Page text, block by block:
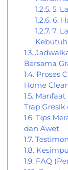
1.2.5.5.
1.2.6.6.
1.2.7.7.
1.3.
Bersama
1.4.Proses
Home
1.5.Manfaat
Trap
1.6.Tips
dan Awet
1.7.
1.8.
1.9.FAQ